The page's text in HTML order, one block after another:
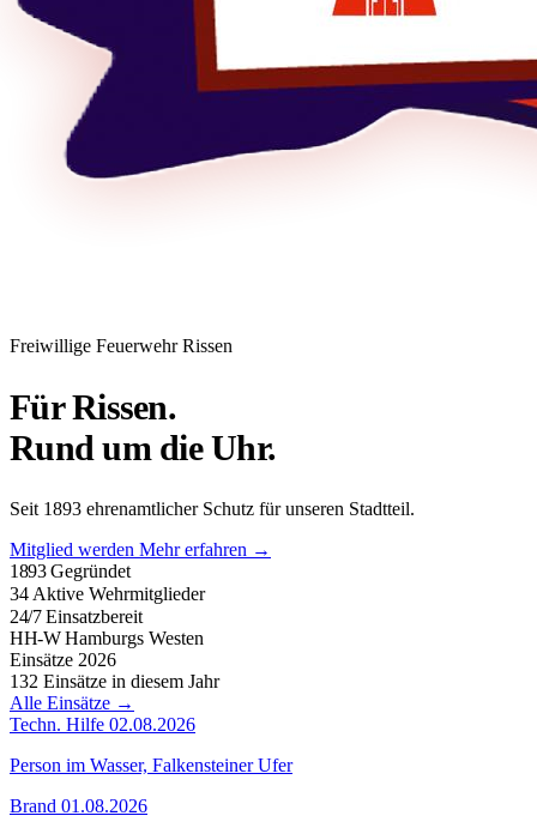
Freiwillige Feuerwehr Rissen
Für Rissen.
Rund um die Uhr.
Seit 1893 ehrenamtlicher Schutz für unseren Stadtteil.
Mitglied werden Mehr erfahren →
1893Gegründet
34 Aktive Wehrmitglieder
24/7 Einsatzbereit
HH-W Hamburgs Westen
Einsätze 2026
132 Einsätze in diesem Jahr
Alle Einsätze →
Techn. Hilfe 02.08.2026
Person im Wasser, Falkensteiner Ufer
Brand 01.08.2026